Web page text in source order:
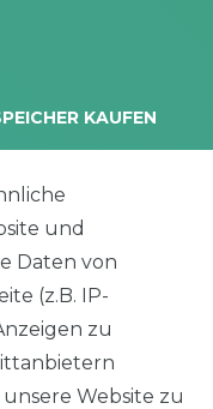
KAUFEN
Batteriespeicher
Speicher
und
Daten von
(z.B. IP-
zu
Website zu